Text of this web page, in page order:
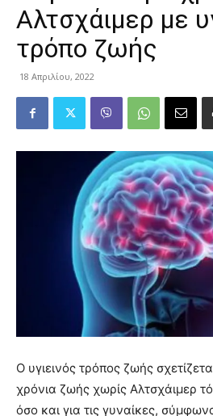
Αλτσχάιμερ με
τρόπο ζωής
18 Απριλίου, 2022
Ο υγιεινός τρόπος ζωής
χρόνια ζωής χωρίς Αλτσχάιμερ
όσο και για τις γυναίκες,